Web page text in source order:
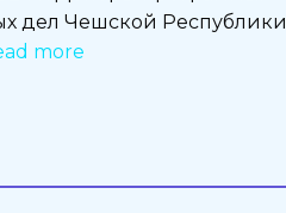
дел Чешской Республики
more